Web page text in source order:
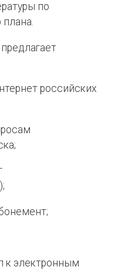
по
российских
к электронным